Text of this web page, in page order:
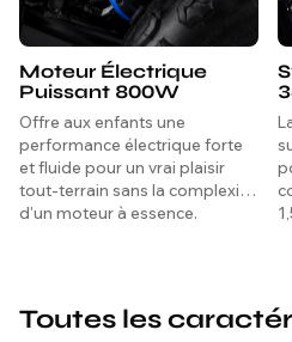
Moteur Électrique
Puissant 800W
Offre aux enfants une
performance électrique forte
et fluide pour un vrai plaisir
tout-terrain sans la complexité
d'un moteur à essence.
Toutes les